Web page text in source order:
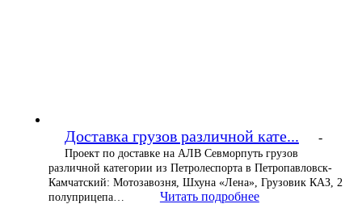
Доставка грузов различной кате... -
Проект по доставке на АЛВ Севморпуть грузов
различной категории из Петролеспорта в Петропавловск-
Камчатский: Мотозавозня, Шхуна «Лена», Грузовик КАЗ, 2
полуприцепа…
Читать подробнее